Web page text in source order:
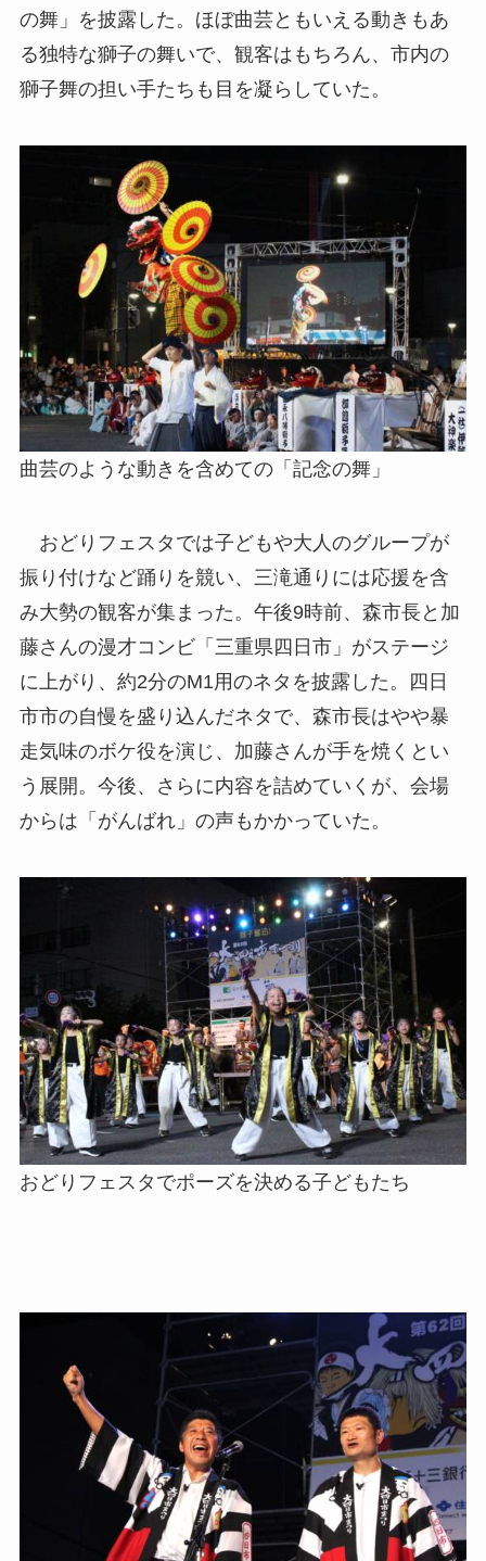
の舞」を披露した。ほぼ曲芸ともいえる動きもあ
る独特な獅子の舞いで、観客はもちろん、市内の
獅子舞の担い手たちも目を凝らしていた。
曲芸のような動きを含めての「記念の舞」
おどりフェスタでは子どもや大人のグループが
振り付けなど踊りを競い、三滝通りには応援を含
み大勢の観客が集まった。午後9時前、森市長と加
藤さんの漫才コンビ「三重県四日市」がステージ
に上がり、約2分のM1用のネタを披露した。四日
市市の自慢を盛り込んだネタで、森市長はやや暴
走気味のボケ役を演じ、加藤さんが手を焼くとい
う展開。今後、さらに内容を詰めていくが、会場
からは「がんばれ」の声もかかっていた。
おどりフェスタでポーズを決める子どもたち